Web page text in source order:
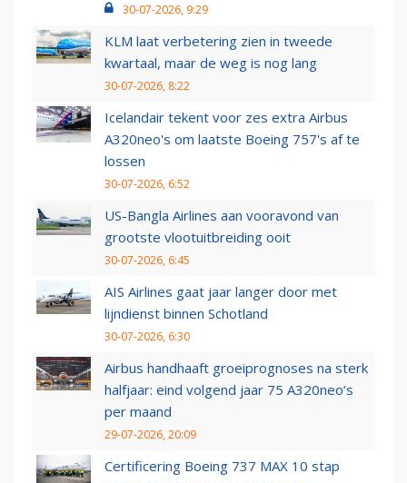
30-07-2026, 9:29
KLM laat verbetering zien in tweede
kwartaal, maar de weg is nog lang
30-07-2026, 8:22
Icelandair tekent voor zes extra Airbus
A320neo's om laatste Boeing 757's af te
lossen
30-07-2026, 6:52
US-Bangla Airlines aan vooravond van
grootste vlootuitbreiding ooit
30-07-2026, 6:45
AIS Airlines gaat jaar langer door met
lijndienst binnen Schotland
30-07-2026, 6:30
Airbus handhaaft groeiprognoses na sterk
halfjaar: eind volgend jaar 75 A320neo’s
per maand
29-07-2026, 20:09
Certificering Boeing 737 MAX 10 stap